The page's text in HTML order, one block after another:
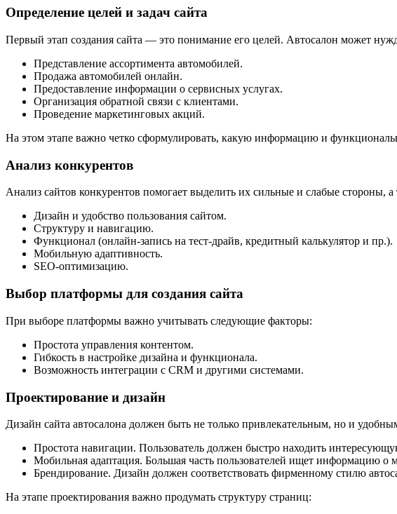
Определение целей и задач сайта
Первый этап создания сайта — это понимание его целей. Автосалон может
Представление ассортимента автомобилей.
Продажа автомобилей онлайн.
Предоставление информации о сервисных услугах.
Организация обратной связи с клиентами.
Проведение маркетинговых акций.
На этом этапе важно четко сформулировать, какую информацию и
Анализ конкурентов
Анализ сайтов конкурентов помогает выделить их сильные и слабые
Дизайн и удобство пользования сайтом.
Структуру и навигацию.
Функционал (онлайн-запись на тест-драйв, кредитный калькулятор и пр.).
Мобильную адаптивность.
SEO-оптимизацию.
Выбор платформы для создания сайта
При выборе платформы важно учитывать следующие факторы:
Простота управления контентом.
Гибкость в настройке дизайна и функционала.
Возможность интеграции с CRM и другими системами.
Проектирование и дизайн
Дизайн сайта автосалона должен быть не только привлекательным, но и
Простота навигации. Пользователь должен быстро находить
Мобильная адаптация. Большая часть пользователей ищет информацию о
Брендирование. Дизайн должен соответствовать фирменному стилю
На этапе проектирования важно продумать структуру страниц: